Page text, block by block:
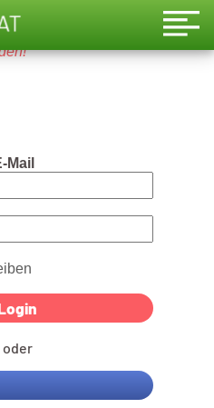
zu können, bitte ein
Mail
oder